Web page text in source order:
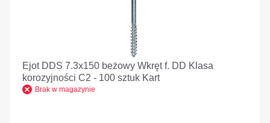
Ejot DDS 7.3x150 beżowy Wkręt f. DD Klasa
korozyjności C2 - 100 sztuk Kart
Brak w magazynie